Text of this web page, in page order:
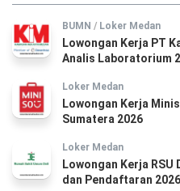
BUMN / Loker Medan
Lowongan Kerja PT
Analis Laboratorium
Loker Medan
Lowongan Kerja
Sumatera 2026
Loker Medan
Lowongan Kerja
dan Pendaftaran 2026